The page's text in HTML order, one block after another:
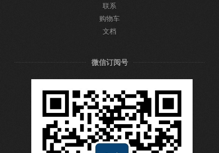
联系
购物车
文档
微信订阅号